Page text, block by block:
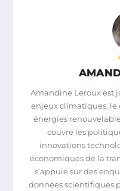
Amandine Leroux est
enjeux climatiques,
énergies
couvre les
innovations
économiques de la
s’appuie sur des
données scientifiques